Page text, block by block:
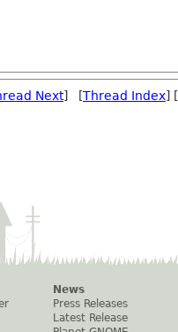
Next] [Thread Index] [
News
Press Releases
Latest Release